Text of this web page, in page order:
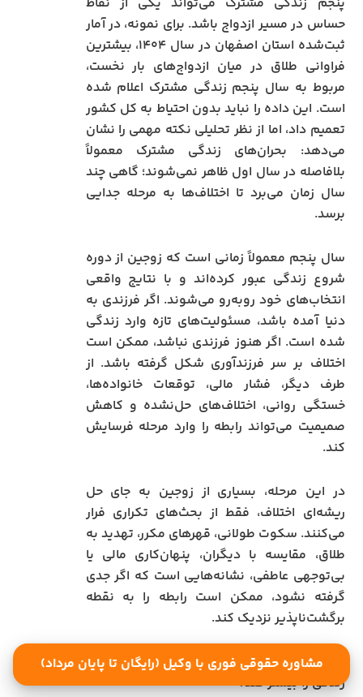
حساس در مسیر ازدواج باشد. برای نمونه، در آمار
ثبت‌شده استان اصفهان در سال ۱۴۰۴، بیشترین
فراوانی طلاق در میان ازدواج‌های بار نخست،
مربوط به سال پنجم زندگی مشترک اعلام شده
است. این داده را نباید بدون احتیاط به کل کشور
تعمیم داد، اما از نظر تحلیلی نکته مهمی را نشان
می‌دهد: بحران‌های زندگی مشترک معمولاً
بلافاصله در سال اول ظاهر نمی‌شوند؛ گاهی چند
سال زمان می‌برد تا اختلاف‌ها به مرحله جدایی
برسد.
سال پنجم معمولاً زمانی است که زوجین از دوره
شروع زندگی عبور کرده‌اند و با نتایج واقعی
انتخاب‌های خود روبه‌رو می‌شوند. اگر فرزندی به
دنیا آمده باشد، مسئولیت‌های تازه وارد زندگی
شده است. اگر هنوز فرزندی نباشد، ممکن است
اختلاف بر سر فرزندآوری شکل گرفته باشد. از
طرف دیگر، فشار مالی، توقعات خانواده‌ها،
خستگی روانی، اختلاف‌های حل‌نشده و کاهش
صمیمیت می‌تواند رابطه را وارد مرحله فرسایش
کند.
در این مرحله، بسیاری از زوجین به جای حل
ریشه‌ای اختلاف، فقط از بحث‌های تکراری فرار
می‌کنند. سکوت طولانی، قهرهای مکرر، تهدید به
طلاق، مقایسه با دیگران، پنهان‌کاری مالی یا
بی‌توجهی عاطفی، نشانه‌هایی است که اگر جدی
گرفته نشود، ممکن است رابطه را به نقطه
برگشت‌ناپذیر نزدیک کند.
چرا عبور از ده سال اول می‌تواند احتمال پایداری
زندگی را بیشتر کند؟
مشاوره حقوقی فوری با وکیل (رایگان تا پایان مرداد)